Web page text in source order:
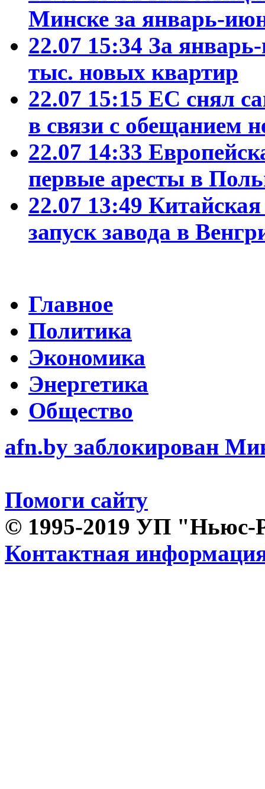
Минске за январь-
22.07 15:34 За
тыс. новых квартир
22.07 15:15 ЕС снял
в связи с обещанием
22.07 14:33
первые аресты в
22.07 13:49
запуск завода в
Главное
Политика
Экономика
Энергетика
Общество
afn.by заблокирован
Помоги сайту
© 1995-2019 УП "Ньюс-
Контактная